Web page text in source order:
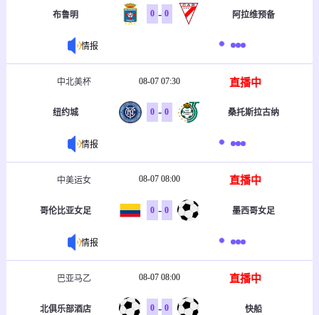
布鲁明 0 - 0 阿拉维预备
情报
中北美杯 08-07 07:30 直播中
纽约城 0 - 0 桑托斯拉古纳
情报
中美运女 08-07 08:00 直播中
哥伦比亚女足 0 - 0 墨西哥女足
情报
巴亚马乙 08-07 08:00 直播中
北俱乐部酒店 0 - 0 快船